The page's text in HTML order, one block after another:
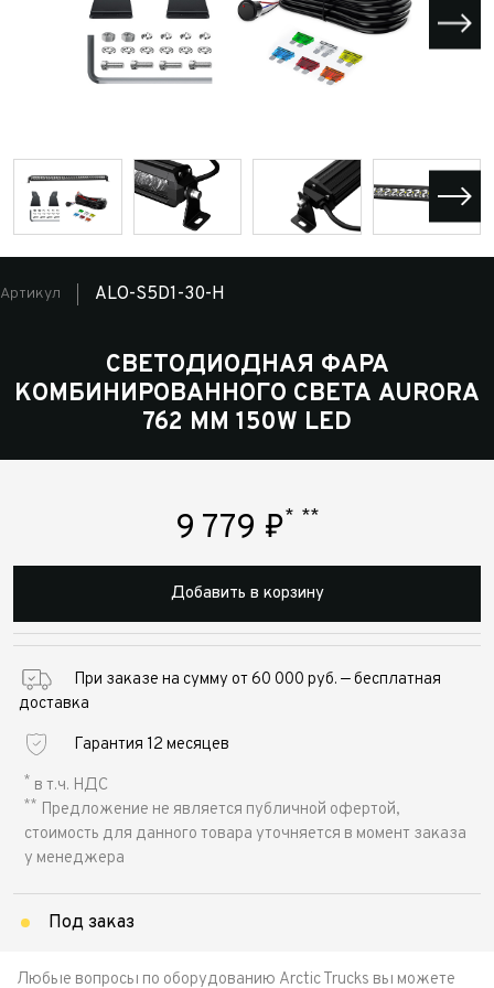
Артикул ALO-S5D1-30-H
СВЕТОДИОДНАЯ ФАРА
КОМБИНИРОВАННОГО СВЕТА AURORA
762 ММ 150W LED
9 779 ₽* **
Добавить в корзину
При заказе на сумму от 60 000 руб. — бесплатная
доставка
Гарантия 12 месяцев
* в т.ч. НДС
** Предложение не является публичной офертой,
стоимость для данного товара уточняется в момент заказа
у менеджера
Под заказ
Любые вопросы по оборудованию Arctic Trucks вы можете